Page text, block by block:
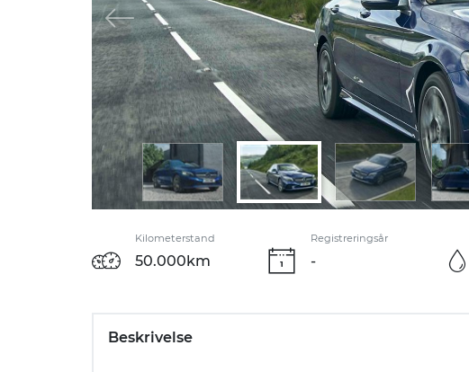
Kilometerstand
50.000km
Registreringsår
-
Beskrivelse